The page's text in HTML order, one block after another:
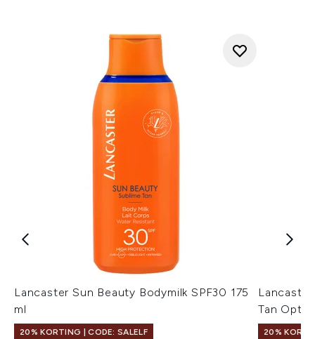
Lancaster Sun Beauty Bodymilk SPF30 175
ml
20% KORTING | CODE: SALELF
Tan
20%